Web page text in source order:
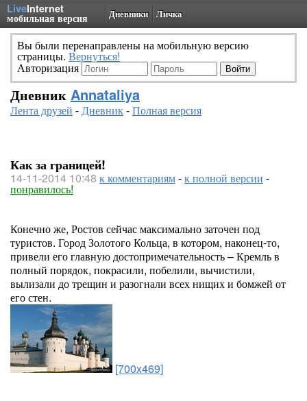
LiveInternet
мобильная версия Дневники Личка
Вы были перенаправлены на мобильную версию
страницы. Вернуться!
Авторизация
Дневник Annataliya
Лента друзей -Дневник-Полная версия
Как за границей!
14-11-2014 10:48 к комментариям-к полной версии -
понравилось!
Конечно же, Ростов сейчас максимально заточен под
туристов. Город Золотого Кольца, в котором, наконец-то,
привели его главную достопримечательность – Кремль в
полный порядок, покрасили, побелили, вычистили,
вылизали до трещин и разогнали всех нищих и бомжей от
его стен.
[700x469]